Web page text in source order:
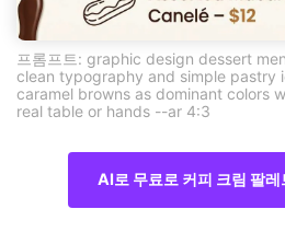
프롬프트: graphic design dessert
clean typography and simple pastry
caramel browns as dominant colors
real table or hands --ar 4:3
AI로 무료로 커피 크림 팔레